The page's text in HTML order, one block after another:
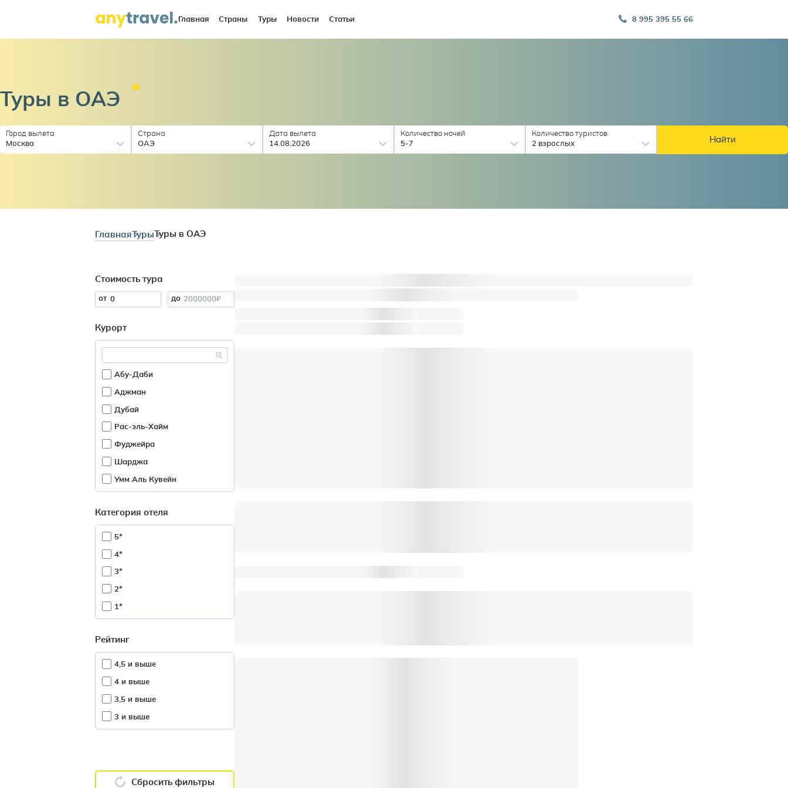
Главная Страны Туры Новости Статьи 8 995 395 55 66
Туры в ОАЭ
Город вылета
Москва
Страна
ОАЭ
Дата вылета
14.08.2026
Количество ночей
5-7
Количество туристов
2 взрослых
Найти
ГлавнаяТуры Туры в ОАЭ
Стоимость тура
от до
Курорт
Абу-Даби
Аджман
Дубай
Рас-эль-Хайм
Фуджейра
Шарджа
Умм Аль Кувейн
Категория отеля
5*
4*
3*
2*
1*
Рейтинг
4,5 и выше
4 и выше
3,5 и выше
3 и выше
Сбросить фильтры